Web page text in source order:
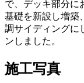
で、デッキ部分に
基礎を新設し増築
調サイディングに
ンしました。
施工写真